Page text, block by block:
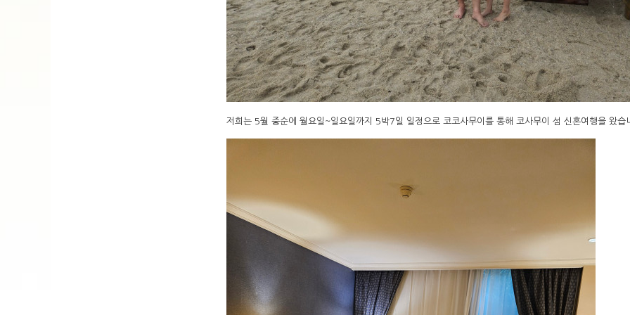
저희는 5월 중순에 월요일~일요일까지 5박7일 일정으로 코코사무이를 통해 코사무이 섬 신혼여행을 왔습